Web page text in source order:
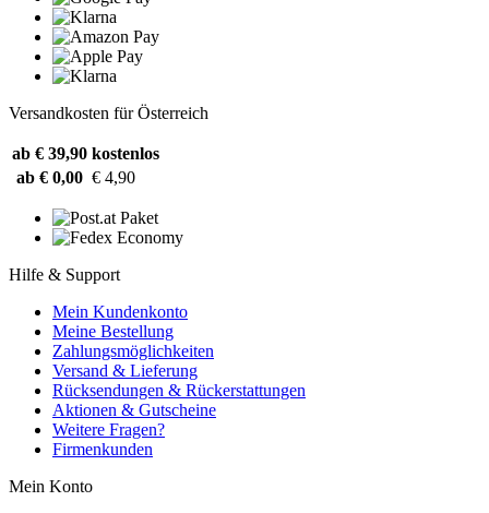
Versandkosten für Österreich
ab € 39,90 kostenlos
ab € 0,00 € 4,90
Hilfe & Support
Mein Kundenkonto
Meine Bestellung
Zahlungsmöglichkeiten
Versand & Lieferung
Rücksendungen & Rückerstattungen
Aktionen & Gutscheine
Weitere Fragen?
Firmenkunden
Mein Konto